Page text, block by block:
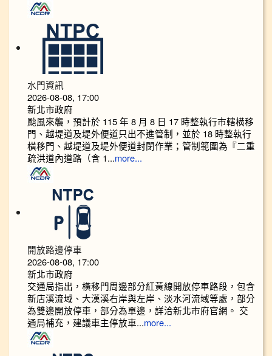
水門資訊
2026-08-08, 17:00
新北市政府
颱風來襲，預計於 115 年 8 月 8 日 17 時整執行市轄橫移
門、越堤道及堤外便道只出不進管制，並於 18 時整執行
橫移門、越堤道及堤外便道封閉作業；管制範圍為『二重
疏洪道內道路（含 1...more...
開放路邊停車
2026-08-08, 17:00
新北市政府
交通局指出，橫移門周邊部分紅黃線開放停車路段，包含
新店溪流域、大漢溪右岸與左岸、淡水河流域等處，部分
為雙邊開放停車，部分為單邊，詳洽新北市府官網。 交
通局補充，建議車主停放車...more...